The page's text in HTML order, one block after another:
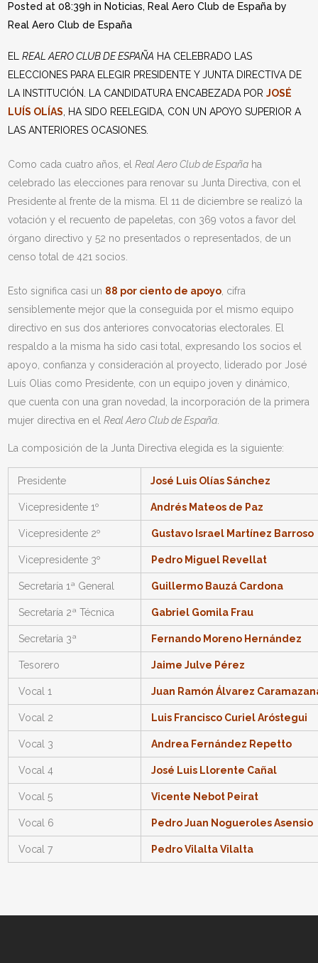
Posted at 08:39h in Noticias, Real Aero Club de España by
Real Aero Club de España
ELREAL AERO CLUB DE ESPAÑA HA CELEBRADO LAS
ELECCIONES PARA ELEGIR PRESIDENTE Y JUNTA DIRECTIVA DE
LA INSTITUCIÓN. LA CANDIDATURA ENCABEZADA PORJOSÉ
LUÍS OLÍAS , HA SIDO REELEGIDA, CON UN APOYO SUPERIOR A
LAS ANTERIORES OCASIONES.
Como cada cuatro años, elReal Aero Club de España ha
celebrado las elecciones para renovar su Junta Directiva, con el
Presidente al frente de la misma. El 11 de diciembre se realizó la
votación y el recuento de papeletas, con 369 votos a favor del
órgano directivo y 52 no presentados o representados, de un
censo total de 421 socios.
Esto significa casi un 88 por ciento de apoyo , cifra
sensiblemente mejor que la conseguida por el mismo equipo
directivo en sus dos anteriores convocatorias electorales. El
respaldo a la misma ha sido casi total, expresando los socios el
apoyo, confianza y consideración al proyecto, liderado por José
Luís Olias como Presidente, con un equipo joven y dinámico,
que cuenta con una gran novedad, la incorporación de la primera
mujer directiva en elReal Aero Club de España
La composición de la Junta Directiva elegida es la siguiente:
Presidente José Luis Olías Sánchez
Vicepresidente 1º Andrés Mateos de Paz
Vicepresidente 2º Gustavo Israel Martínez Barroso
Vicepresidente 3º Pedro Miguel Revellat
Secretaría 1ª General Guillermo Bauzá Cardona
Secretaría 2ª Técnica Gabriel Gomila Frau
Secretaría 3ª Fernando Moreno Hernández
Tesorero Jaime Julve Pérez
Vocal 1 Juan Ramón Álvarez
Vocal 2 Luis Francisco Curiel Aróstegui
Vocal 3 Andrea Fernández Repetto
Vocal 4 José Luis Llorente Cañal
Vocal 5 Vicente Nebot Peirat
Vocal 6 Pedro Juan Nogueroles Asensio
Vocal 7 Pedro Vilalta Vilalta